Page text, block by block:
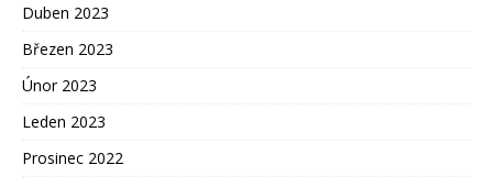
Duben 2023
Březen 2023
Únor 2023
Leden 2023
Prosinec 2022